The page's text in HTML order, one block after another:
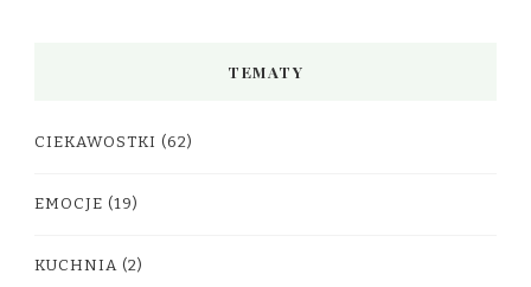
TEMATY
CIEKAWOSTKI (62)
EMOCJE (19)
KUCHNIA (2)